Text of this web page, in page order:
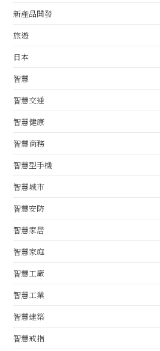
新產品開發
旅遊
日本
智慧
智慧交通
智慧健康
智慧商務
智慧型手機
智慧城市
智慧安防
智慧家居
智慧家庭
智慧工廠
智慧工業
智慧建築
智慧戒指